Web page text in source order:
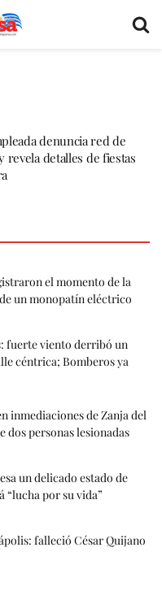
denuncia red de
revela detalles de fiestas
el momento de la
un monopatín eléctrico
fuerte viento derribó un
céntrica; Bomberos ya
inmediaciones de Zanja del
dos personas lesionadas
un delicado estado de
“lucha por su vida”
falleció César Quijano